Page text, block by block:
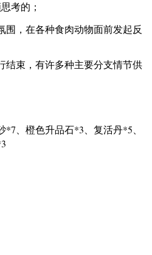
考的；
，在各种食肉动物面前发起反
束，有许多种主要分支情节供
*7、橙色升品石*3、复活丹*5、